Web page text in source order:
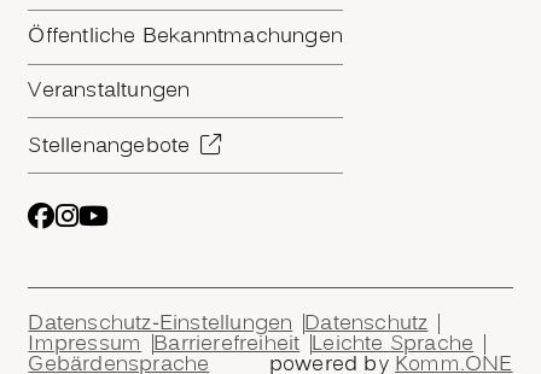
Öffentliche Bekanntmachungen
Veranstaltungen
Stellenangebote
Datenschutz-Einstellungen Datenschutz
Impressum Barrierefreiheit Leichte Sprache
Gebärdensprache powered by Komm.ONE